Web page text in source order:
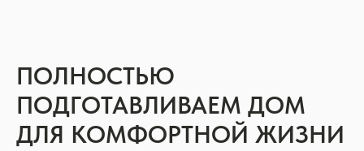
ПОЛНОСТЬЮ
ПОДГОТАВЛИВАЕМ ДОМ
ДЛЯ КОМФОРТНОЙ ЖИЗНИ